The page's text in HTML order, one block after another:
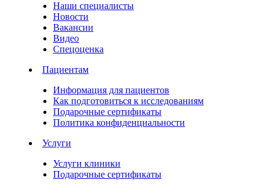
Наши специалисты
Новости
Вакансии
Видео
Спецоценка
Пациентам
Информация для пациентов
Как подготовиться к исследованиям
Подарочные сертификаты
Политика конфиденциальности
Услуги
Услуги клиники
Подарочные сертификаты